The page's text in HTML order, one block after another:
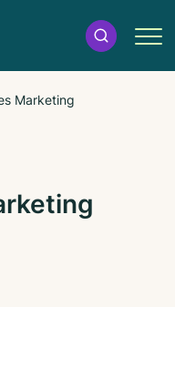
Marketing